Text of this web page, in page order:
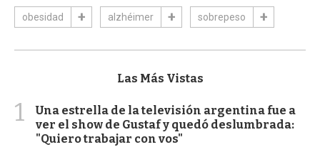
obesidad alzhéimer sobrepeso
Las Más Vistas
1
Una estrella de la televisión argentina fue a
ver el show de Gustaf y quedó deslumbrada:
"Quiero trabajar con vos"